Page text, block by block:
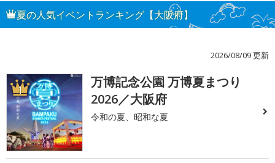
夏の人気イベントランキング【大阪府】
2026/08/09 更新
1
万博記念公園 万博夏まつり
2026／大阪府
令和の夏、昭和な夏